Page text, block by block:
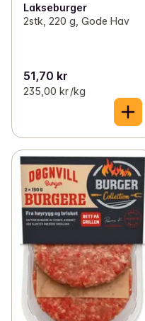
Lakseburger
2stk, 220 g, Gode Hav
51,70 kr
235,00 kr /kg